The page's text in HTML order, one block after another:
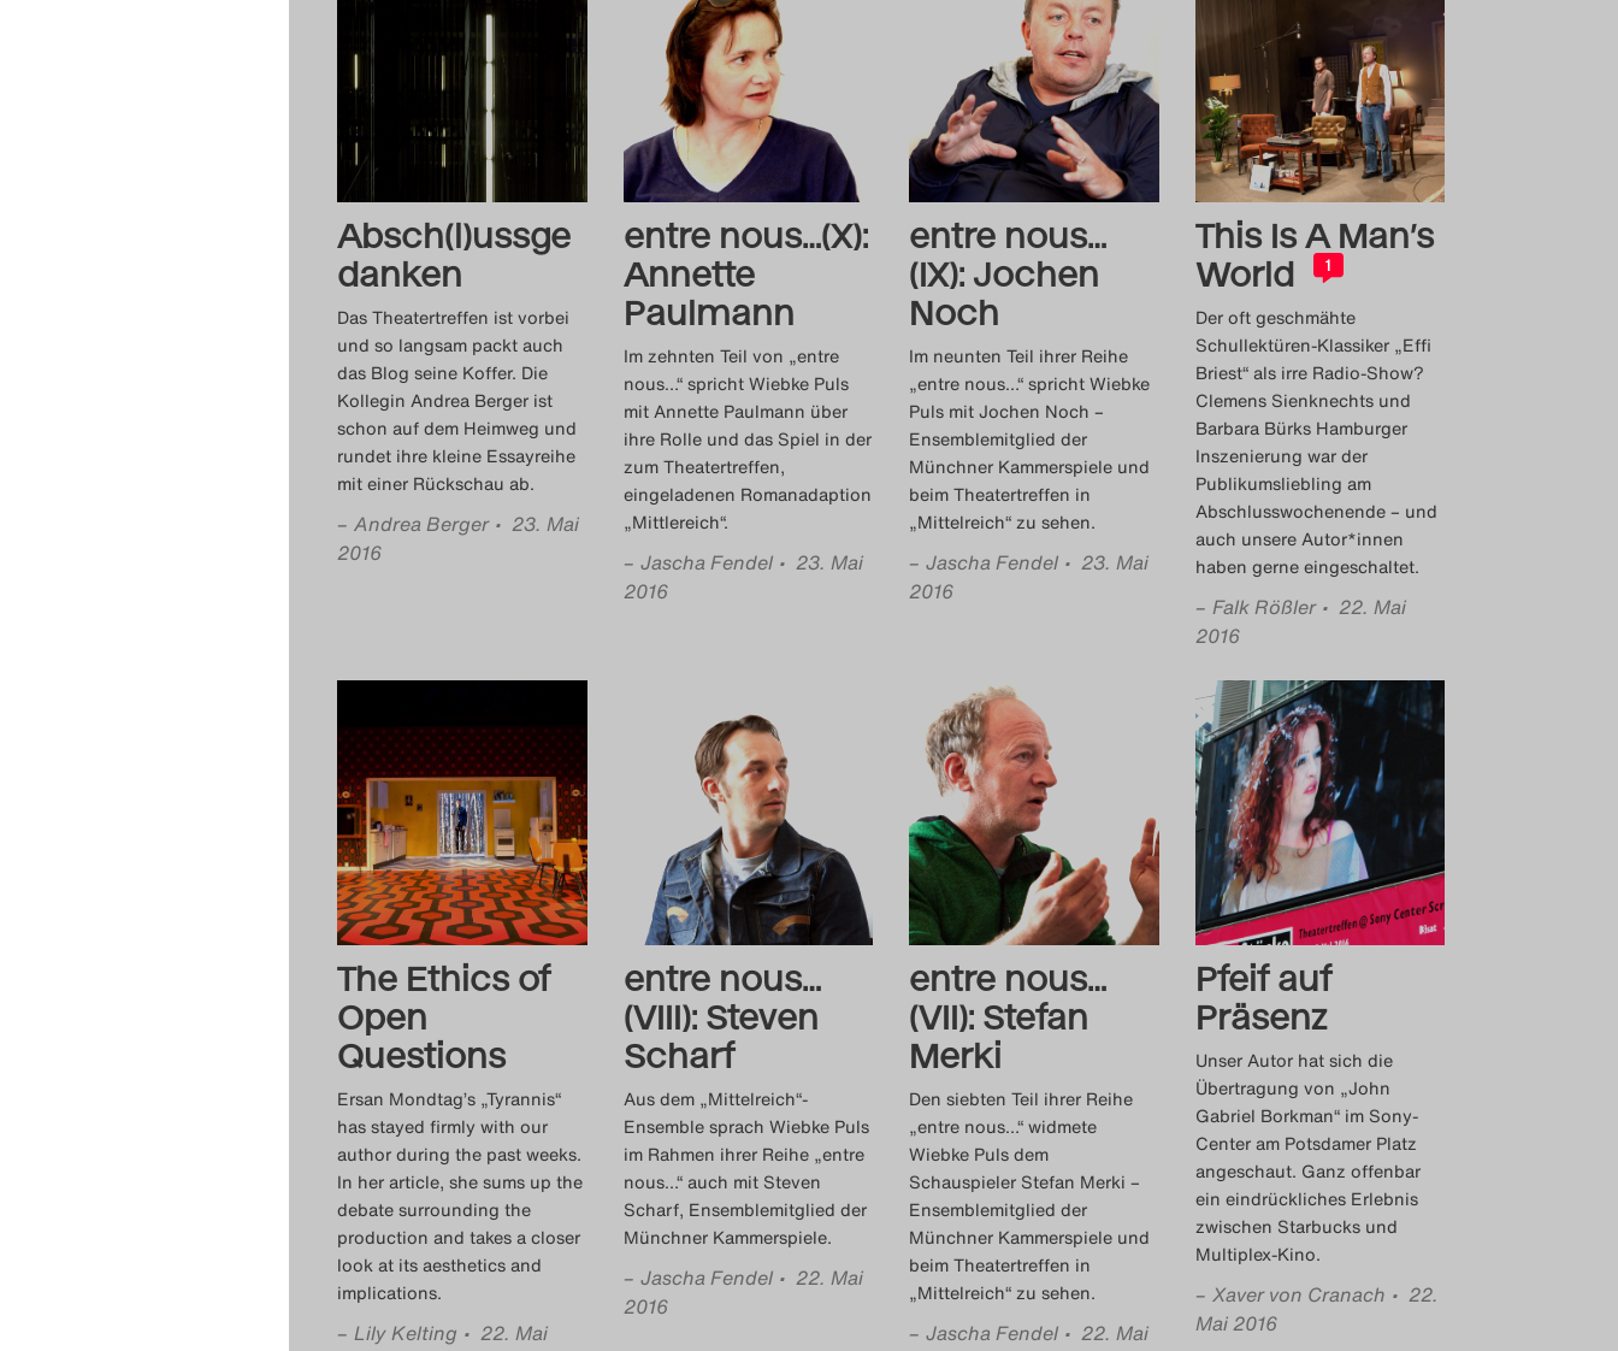
Absch(l)ussge
danken
Das Theatertreffen ist vorbei
und so langsam packt auch
das Blog seine Koffer. Die
Kollegin Andrea Berger ist
schon auf dem Heimweg und
rundet ihre kleine Essayreihe
mit einer Rückschau ab.
– Andrea Berger • 23. Mai
2016
entre nous…(X):
Annette
Paulmann
Im zehnten Teil von „entre
nous…“ spricht Wiebke Puls
mit Annette Paulmann über
ihre Rolle und das Spiel in der
zum Theatertreffen,
eingeladenen Romanadaption
„Mittlereich“.
– Jascha Fendel • 23. Mai
2016
entre nous…
(IX): Jochen
Noch
Im neunten Teil ihrer Reihe
„entre nous…“ spricht Wiebke
Puls mit Jochen Noch –
Ensemblemitglied der
Münchner Kammerspiele und
beim Theatertreffen in
„Mittelreich“ zu sehen.
– Jascha Fendel • 23. Mai
2016
This Is A Man’s
World
1
Der oft geschmähte
Schullektüren-Klassiker „Effi
Briest“ als irre Radio-Show?
Clemens Sienknechts und
Barbara Bürks Hamburger
Inszenierung war der
Publikumsliebling am
Abschlusswochenende – und
auch unsere Autor*innen
haben gerne eingeschaltet.
– Falk Rößler • 22. Mai
2016
The Ethics of
Open
Questions
Ersan Mondtag’s „Tyrannis“
has stayed firmly with our
author during the past weeks.
In her article, she sums up the
debate surrounding the
production and takes a closer
look at its aesthetics and
implications.
– Lily Kelting • 22. Mai
entre nous…
(VIII): Steven
Scharf
Aus dem „Mittelreich“-
Ensemble sprach Wiebke Puls
im Rahmen ihrer Reihe „entre
nous…“ auch mit Steven
Scharf, Ensemblemitglied der
Münchner Kammerspiele.
– Jascha Fendel • 22. Mai
2016
entre nous…
(VII): Stefan
Merki
Den siebten Teil ihrer Reihe
„entre nous…“ widmete
Wiebke Puls dem
Schauspieler Stefan Merki –
Ensemblemitglied der
Münchner Kammerspiele und
beim Theatertreffen in
„Mittelreich“ zu sehen.
– Jascha Fendel • 22. Mai
Pfeif auf
Präsenz
Unser Autor hat sich die
Übertragung von „John
Gabriel Borkman“ im Sony-
Center am Potsdamer Platz
angeschaut. Ganz offenbar
ein eindrückliches Erlebnis
zwischen Starbucks und
Multiplex-Kino.
– Xaver von Cranach • 22.
Mai 2016